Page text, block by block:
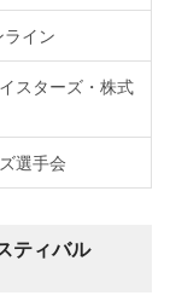
イン
スターズ・株式
選手会
ティバル